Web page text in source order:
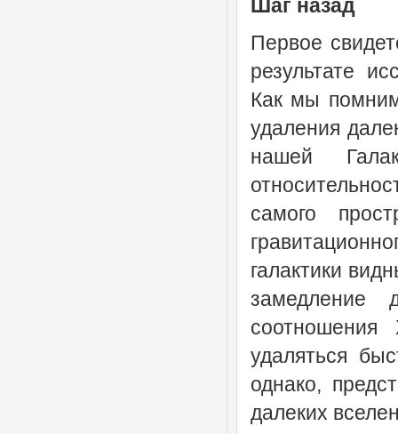
Шаг назад
Первое
результате
Как мы
удаления
нашей
самого
галактики
замедление
соотношения
удаляться
однако,
далеких